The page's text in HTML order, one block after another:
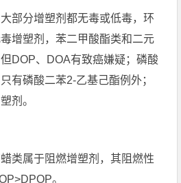
部分增塑剂都无毒或低毒，环
增塑剂，苯二甲酸酯类和二元
DOP、DOA有致癌嫌疑；磷酸
有磷酸二苯2-乙基己酯例外；
剂。
类属于阻燃增塑剂，其阻燃性
。